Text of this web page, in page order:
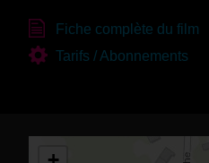
Fiche complète du film
Tarifs / Abonnements